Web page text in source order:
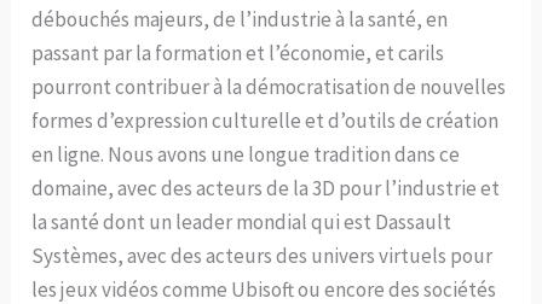
débouchés majeurs, de l’industrie à la santé, en
passant par la formation et l’économie, et carils
pourront contribuer à la démocratisation de nouvelles
formes d’expression culturelle et d’outils de création
en ligne. Nous avons une longue tradition dans ce
domaine, avec des acteurs de la 3D pour l’industrie et
la santé dont un leader mondial qui est Dassault
Systèmes, avec des acteurs des univers virtuels pour
les jeux vidéos comme Ubisoft ou encore des sociétés